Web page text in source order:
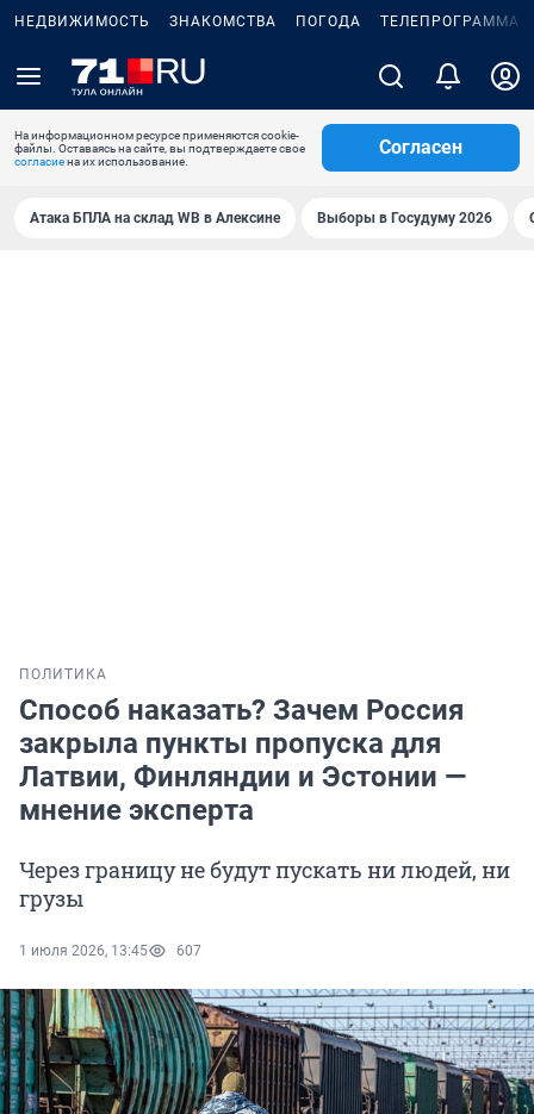
НЕДВИЖИМОСТЬ ЗНАКОМСТВА ПОГОДА ТЕЛЕПРОГРАММА
На информационном ресурсе применяются cookie-
файлы. Оставаясь на сайте, вы подтверждаете свое
согласиена их использование.
Согласен
Атака БПЛА на склад WB в Алексине Выборы в Госудуму 2026
ПОЛИТИКА
Способ наказать? Зачем Россия
закрыла пункты пропуска для
Латвии, Финляндии и Эстонии —
мнение эксперта
Через границу не будут пускать ни людей, ни
грузы
1 июля 2026, 13:45 607